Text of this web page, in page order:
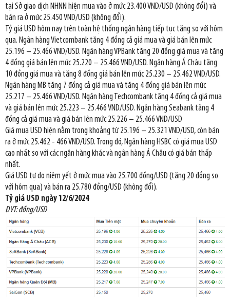
tại Sở giao dịch NHNN hiện mua vào ở mức 23.400 VND/USD (không đổi) và
bán ra ở mức 25.450 VND/USD (không đổi).
Tỷ giá USD hôm nay trên toàn hệ thống ngân hàng tiếp tục tăng so với hôm
qua. Ngân hàng Vietcombank tăng 4 đồng cả giá mua và giá bán lên mức
25.196 – 25.466 VND/USD. Ngân hàng VPBank tăng 20 đồng giá mua và tăng
4 đồng giá bán lên mức 25.220 – 25.466 VND/USD. Ngân hàng Á Châu tăng
10 đồng giá mua và tăng 8 đồng giá bán lên mức 25.230 – 25.462 VND/USD.
Ngân hàng MB tăng 7 đồng cả giá mua và tăng 4 đồng giá bán lên mức
25.217 – 25.466 VND/USD. Ngân hàng Techcombank tăng 4 đồng cả giá mua
và giá bán lên mức 25.223 – 25.466 VND/USD. Ngân hàng Seabank tăng 4
đồng cả giá mua và giá bán lên mức 25.226 – 25.466 VND/USD
Giá mua USD hiện nằm trong khoảng từ 25.196 – 25.321 VND/USD, còn bán
ra ở mức 25.462 - 466 VND/USD. Trong đó, Ngân hàng HSBC có giá mua USD
cao nhất so với các ngân hàng khác và ngân hàng Á Châu có giá bán thấp
nhất.
Giá USD tự do niêm yết ở mức mua vào 25.700 đồng/USD (tăng 20 đồng so
với hôm qua) và bán ra 25.780 đồng/USD (không đổi).
Tỷ giá USD ngày 12/6/2024
ĐVT: đồng/USD